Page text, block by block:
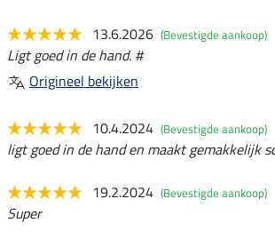
13.6.2026 (Bevestigde aankoop)
Ligt goed in de hand. #
Origineel bekijken
10.4.2024 (Bevestigde aankoop)
ligt goed in de hand en maakt gemakkelijk
19.2.2024 (Bevestigde aankoop)
Super